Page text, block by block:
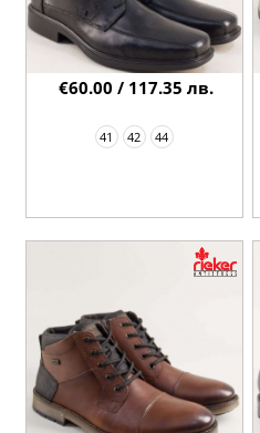
41 42 44
€60.00 / 117.35 лв.